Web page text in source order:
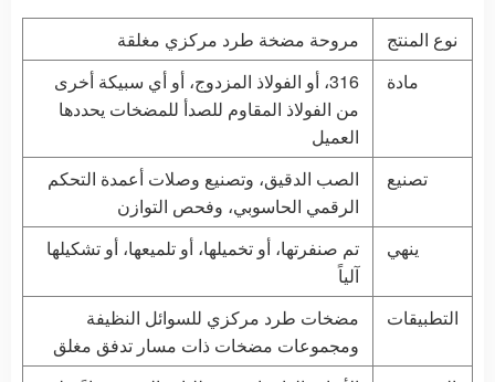
نوع المنتج
مروحة مضخة طرد مركزي مغلقة
مادة
316، أو الفولاذ المزدوج، أو أي سبيكة أخرى
من الفولاذ المقاوم للصدأ للمضخات يحددها
العميل
تصنيع
الصب الدقيق، وتصنيع وصلات أعمدة التحكم
الرقمي الحاسوبي، وفحص التوازن
ينهي
تم صنفرتها، أو تخميلها، أو تلميعها، أو تشكيلها
آلياً
التطبيقات
مضخات طرد مركزي للسوائل النظيفة
ومجموعات مضخات ذات مسار تدفق مغلق